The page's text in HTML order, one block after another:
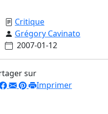
Critique
Grégory Cavinato
2007-01-12
sur
Imprimer